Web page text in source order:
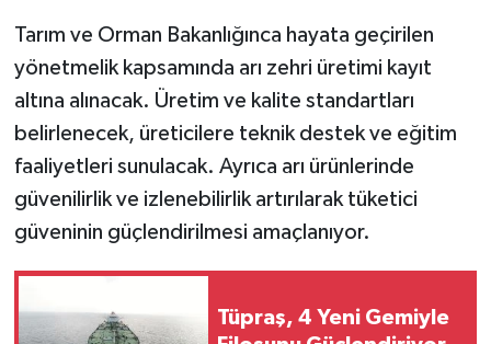
Tarım ve Orman Bakanlığınca hayata geçirilen
yönetmelik kapsamında arı zehri üretimi kayıt
altına alınacak. Üretim ve kalite standartları
belirlenecek, üreticilere teknik destek ve eğitim
faaliyetleri sunulacak. Ayrıca arı ürünlerinde
güvenilirlik ve izlenebilirlik artırılarak tüketici
güveninin güçlendirilmesi amaçlanıyor.
Tüpraş, 4 Yeni Gemiyle